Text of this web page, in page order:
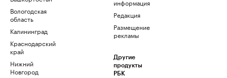
Вологодская
область
Калининград
Краснодарский
край
Нижний
Новгород
информация
Редакция
Размещение
рекламы
Другие
продукты
РБК